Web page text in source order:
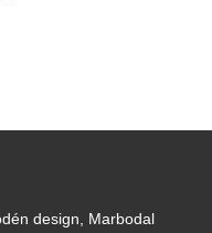
design, Marbodal